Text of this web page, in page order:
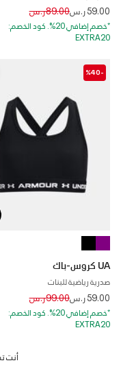
59.00 ر.س Price reduced from
89.00 ر.س to
*خصم إضافي 20%. كود الخصم:
EXTRA20
-%40
UA كروس-باك
صدرية رياضية للبنات
59.00 ر.س Price reduced from
99.00 ر.س to
*خصم إضافي 20%. كود الخصم:
EXTRA20